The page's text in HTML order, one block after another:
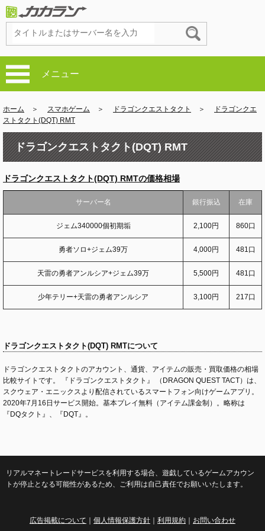
メニュー
ホーム ＞ スマホゲーム ＞ ドラゴンクエストタクト ＞
ドラゴンクエ
ストタクト(DQT) RMT
ドラゴンクエストタクト(DQT) RMT
ドラゴンクエストタクト(DQT) RMTの価格相場
サーバー名 銀行振込 在庫
ジェム340000個初期垢 2,100円 860口
勇者ソロ+ジェム39万 4,000円 481口
天雷の勇者アンルシア+ジェム39万 5,500円 481口
少年テリー+天雷の勇者アンルシア 3,100円 217口
ドラゴンクエストタクト(DQT) RMTについて
ドラゴンクエストタクトのアカウント、通貨、アイテムの販売・買取価格の相場
比較サイトです。 『ドラゴンクエストタクト』 （DRAGON QUEST TACT）は、
スクウェア・エニックスより配信されているスマートフォン向けゲームアプリ。
2020年7月16日サービス開始。基本プレイ無料（アイテム課金制）。略称は
『DQタクト』、『DQT』。
リアルマネートレードサービスを利用する場合、遊戯しているゲームアカウン
トが停止となる可能性があるため、ご利用は自己責任でお願いいたします。
広告掲載について 個人情報保護方針 利用規約 お問い合わせ